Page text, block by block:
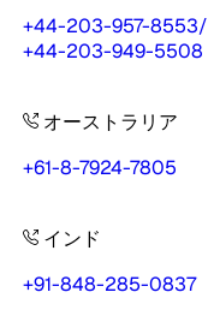
+44-203-957-8553/
+44-203-949-5508
オーストラリア
+61-8-7924-7805
インド
+91-848-285-0837